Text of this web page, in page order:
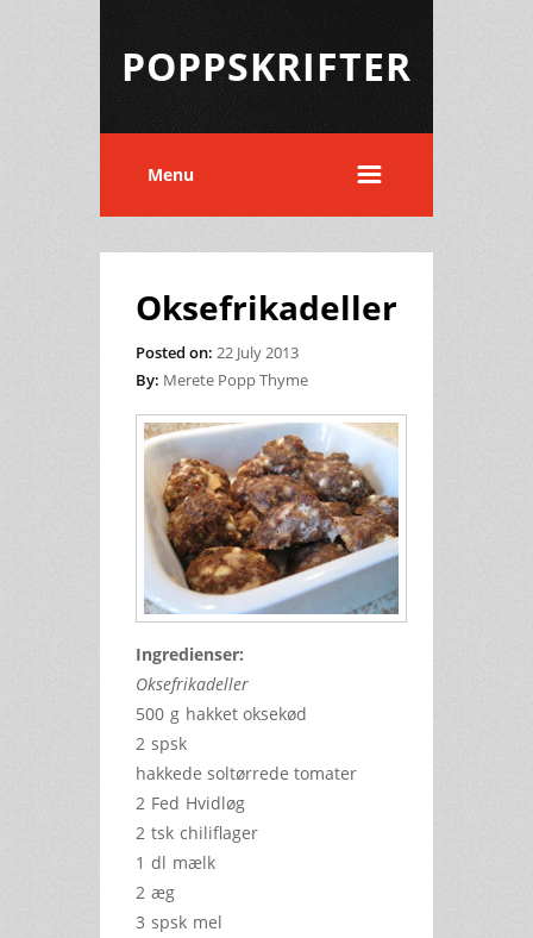
POPPSKRIFTER
Menu
Oksefrikadeller
Posted on: 22 July 2013
By: Merete Popp Thyme
Ingredienser:
Oksefrikadeller
500 g hakket oksekød
2 spsk
hakkede soltørrede tomater
2 Fed Hvidløg
2 tsk chiliflager
1 dl mælk
2 æg
3 spsk mel